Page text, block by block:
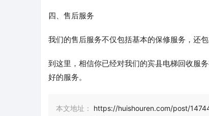
四、售后服务
我们的售后服务不仅包括基本的保修服务，还
到这里，相信你已经对我们的宾县电梯回收服
好的服务。
本文地址：
https://huishouren.com/post/